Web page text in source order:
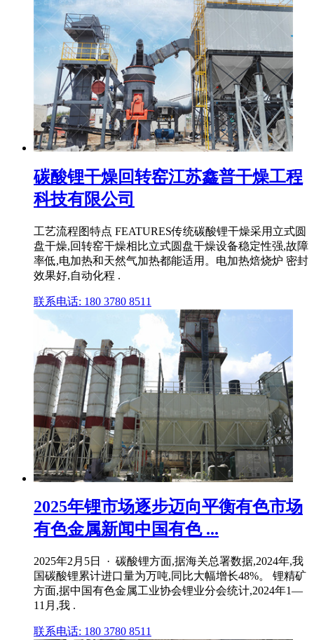
碳酸锂干燥回转窑江苏鑫普干燥工程
科技有限公司
工艺流程图特点 FEATURES传统碳酸锂干燥采用立式圆
盘干燥,回转窑干燥相比立式圆盘干燥设备稳定性强,故障
率低,电加热和天然气加热都能适用。电加热焙烧炉 密封
效果好,自动化程 .
联系电话: 180 3780 8511
2025年锂市场逐步迈向平衡有色市场
有色金属新闻中国有色 ...
2025年2月5日 · 碳酸锂方面,据海关总署数据,2024年,我
国碳酸锂累计进口量为万吨,同比大幅增长48%。 锂精矿
方面,据中国有色金属工业协会锂业分会统计,2024年1—
11月,我 .
联系电话: 180 3780 8511